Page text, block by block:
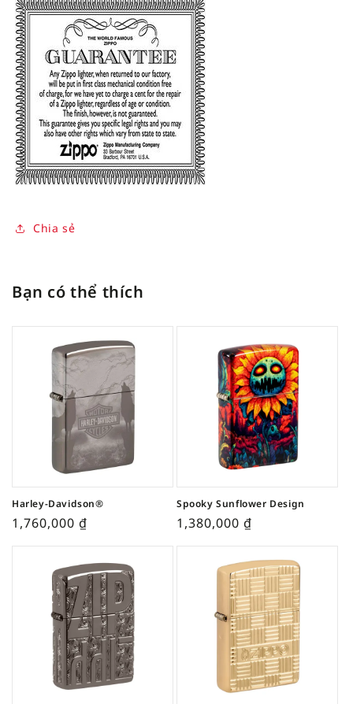
Chia sẻ
Bạn có thể thích
Harley-Davidson®
1,760,000 ₫
Spooky Sunflower Design
1,380,000 ₫